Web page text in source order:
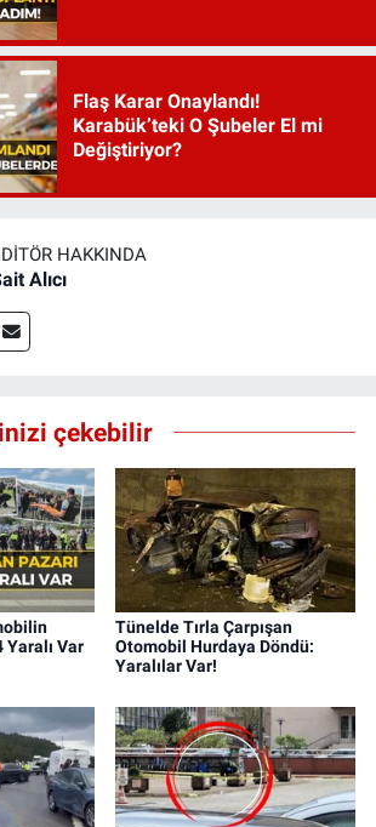
Flaş Karar Onaylandı!
Karabük’teki O Şubeler El mi
Değiştiriyor?
HAKKINDA
Alıcı
çekebilir
Var
Tünelde Tırla Çarpışan
Otomobil Hurdaya Döndü:
Yaralılar Var!